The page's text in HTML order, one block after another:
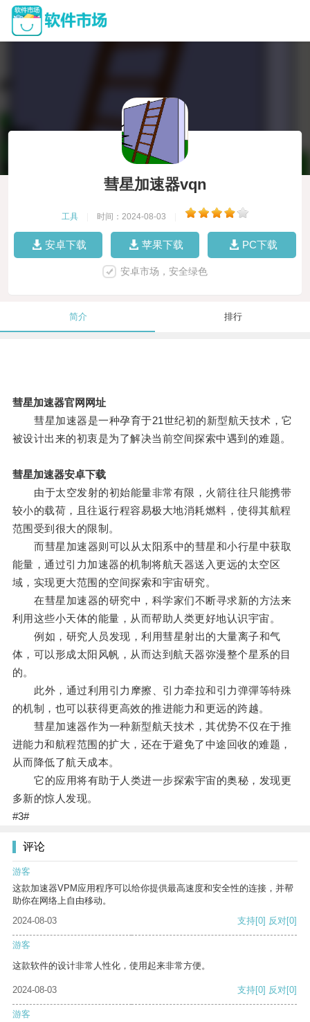
彗星加速器vqn
工具 时间：2024-08-03
安卓下载 苹果下载 PC下载
安卓市场，安全绿色
简介 排行
彗星加速器官网网址
彗星加速器是一种孕育于21世纪初的新型航天技术，它
被设计出来的初衷是为了解决当前空间探索中遇到的难题。
彗星加速器安卓下载
由于太空发射的初始能量非常有限，火箭往往只能携带
较小的载荷，且往返行程容易极大地消耗燃料，使得其航程
范围受到很大的限制。
而彗星加速器则可以从太阳系中的彗星和小行星中获取
能量，通过引力加速器的机制将航天器送入更远的太空区
域，实现更大范围的空间探索和宇宙研究。
在彗星加速器的研究中，科学家们不断寻求新的方法来
利用这些小天体的能量，从而帮助人类更好地认识宇宙。
例如，研究人员发现，利用彗星射出的大量离子和气
体，可以形成太阳风帆，从而达到航天器弥漫整个星系的目
的。
此外，通过利用引力摩擦、引力牵拉和引力弹彈等特殊
的机制，也可以获得更高效的推进能力和更远的跨越。
彗星加速器作为一种新型航天技术，其优势不仅在于推
进能力和航程范围的扩大，还在于避免了中途回收的难题，
从而降低了航天成本。
它的应用将有助于人类进一步探索宇宙的奥秘，发现更
多新的惊人发现。
#3#
评论
游客
这款加速器VPM应用程序可以给你提供最高速度和安全性的连接，并帮
助你在网络上自由移动。
2024-08-03
支持[0] 反对[0]
游客
这款软件的设计非常人性化，使用起来非常方便。
2024-08-03 支持[0] 反对[0]
游客